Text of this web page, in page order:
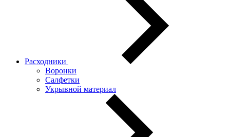
Расходники
Воронки
Салфетки
Укрывной материал